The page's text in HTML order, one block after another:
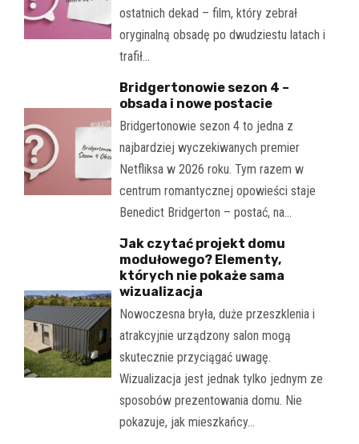
ostatnich dekad – film, który zebrał
oryginalną obsadę po dwudziestu latach i
trafił…
Bridgertonowie sezon 4 –
obsada i nowe postacie
Bridgertonowie sezon 4 to jedna z
najbardziej wyczekiwanych premier
Netfliksa w 2026 roku. Tym razem w
centrum romantycznej opowieści staje
Benedict Bridgerton – postać, na…
Jak czytać projekt domu
modułowego? Elementy,
których nie pokaże sama
wizualizacja
Nowoczesna bryła, duże przeszklenia i
atrakcyjnie urządzony salon mogą
skutecznie przyciągać uwagę.
Wizualizacja jest jednak tylko jednym ze
sposobów prezentowania domu. Nie
pokazuje, jak mieszkańcy…